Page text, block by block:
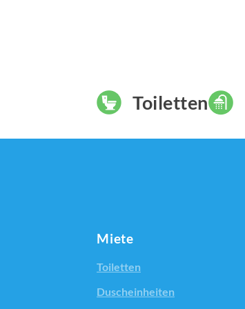
Toiletten
Miete
Toiletten
Duscheinheiten